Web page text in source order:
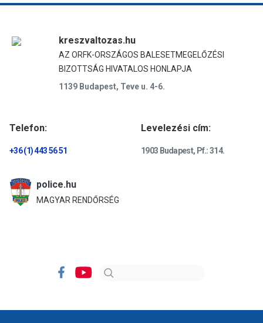
kreszvaltozas.hu
AZ ORFK-ORSZÁGOS BALESETMEGELŐZÉSI
BIZOTTSÁG HIVATALOS HONLAPJA
1139 Budapest, Teve u. 4-6.
Telefon:
+36 (1) 443 56 51
Levelezési cím:
1903 Budapest, Pf.: 314.
police.hu
MAGYAR RENDŐRSÉG